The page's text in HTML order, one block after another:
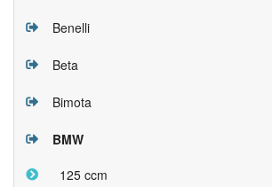
Benelli
Beta
Bimota
BMW
125 ccm